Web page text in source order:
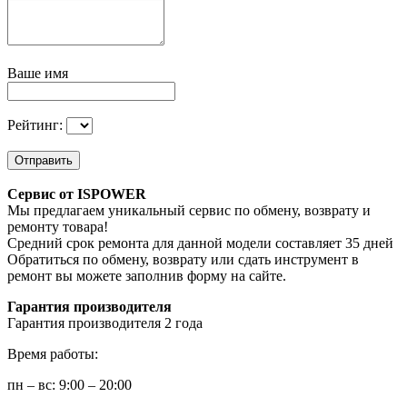
Ваше имя
Рейтинг:
Отправить
Сервис от ISPOWER
Мы предлагаем уникальный сервис по обмену, возврату и
ремонту товара!
Средний срок ремонта для данной модели составляет 35 дней
Обратиться по обмену, возврату или сдать инструмент в
ремонт вы можете заполнив форму на сайте.
Гарантия производителя
Гарантия производителя 2 года
Время работы:
пн – вс: 9:00 – 20:00